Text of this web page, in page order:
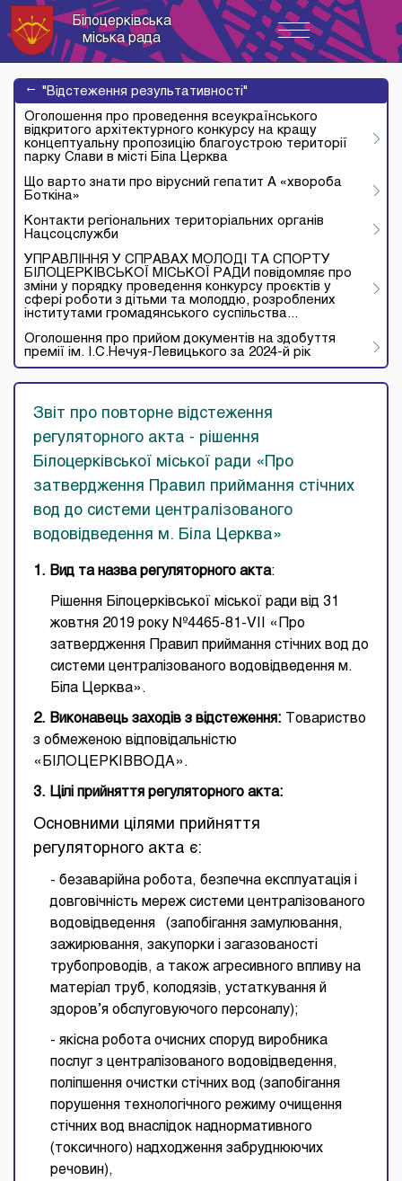
Toggle
navigation
Білоцерківська
міська рада
→ "Відстеження результативності"
Оголошення про проведення всеукраїнського
відкритого архітектурного конкурсу на кращу
концептуальну пропозицію благоустрою території
парку Слави в місті Біла Церква
Що варто знати про вірусний гепатит А «хвороба
Боткіна»
Контакти регіональних територіальних органів
Нацсоцслужби
УПРАВЛІННЯ У СПРАВАХ МОЛОДІ ТА СПОРТУ
БІЛОЦЕРКІВСЬКОЇ МІСЬКОЇ РАДИ повідомляє про
зміни у порядку проведення конкурсу проєктів у
сфері роботи з дітьми та молоддю, розроблених
інститутами громадянського суспільства...
Оголошення про прийом документів на здобуття
премії ім. І.С.Нечуя-Левицького за 2024-й рік
Звіт про повторне відстеження
регуляторного акта - рішення
Білоцерківської міської ради «Про
затвердження Правил приймання стічних
вод до системи централізованого
водовідведення м. Біла Церква»
1. Вид та назва регуляторного акта:
Рішення Білоцерківської міської ради від 31
жовтня 2019 року №4465-81-VII «Про
затвердження Правил приймання стічних вод до
системи централізованого водовідведення м.
Біла Церква».
2. Виконавець заходів з відстеження:
Товариство
з обмеженою відповідальністю
«БІЛОЦЕРКІВВОДА».
3. Цілі прийняття регуляторного акта:
Основними цілями прийняття
регуляторного акта є:
- безаварійна робота, безпечна експлуатація і
довговічність мереж системи централізованого
водовідведення (запобігання замулювання,
зажирювання, закупорки і загазованості
трубопроводів, а також агресивного впливу на
матеріал труб, колодязів, устаткування й
здоров’я обслуговуючого персоналу);
- якісна робота очисних споруд виробника
послуг з централізованого водовідведення,
поліпшення очистки стічних вод (запобігання
порушення технологічного режиму очищення
стічних вод внаслідок наднормативного
(токсичного) надходження забруднюючих
речовин),